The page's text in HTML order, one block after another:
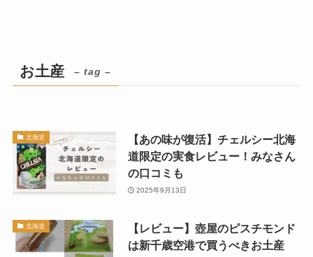
お土産 – tag –
北海道
【あの味が復活】チェルシー北海
道限定の実食レビュー！みなさん
の口コミも
2025年9月13日
北海道
【レビュー】壺屋のピスチモンド
は新千歳空港で買うべきお土産